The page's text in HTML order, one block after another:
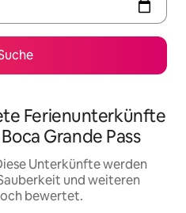
Ferienunterkünfte
Grande Pass
Unterkünfte werden
und weiteren
bewertet.